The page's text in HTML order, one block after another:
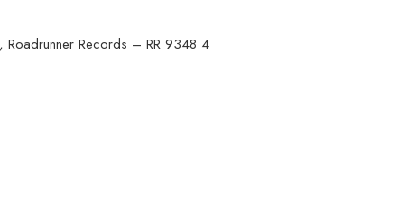
Roadrunner Records – RR 9348 4